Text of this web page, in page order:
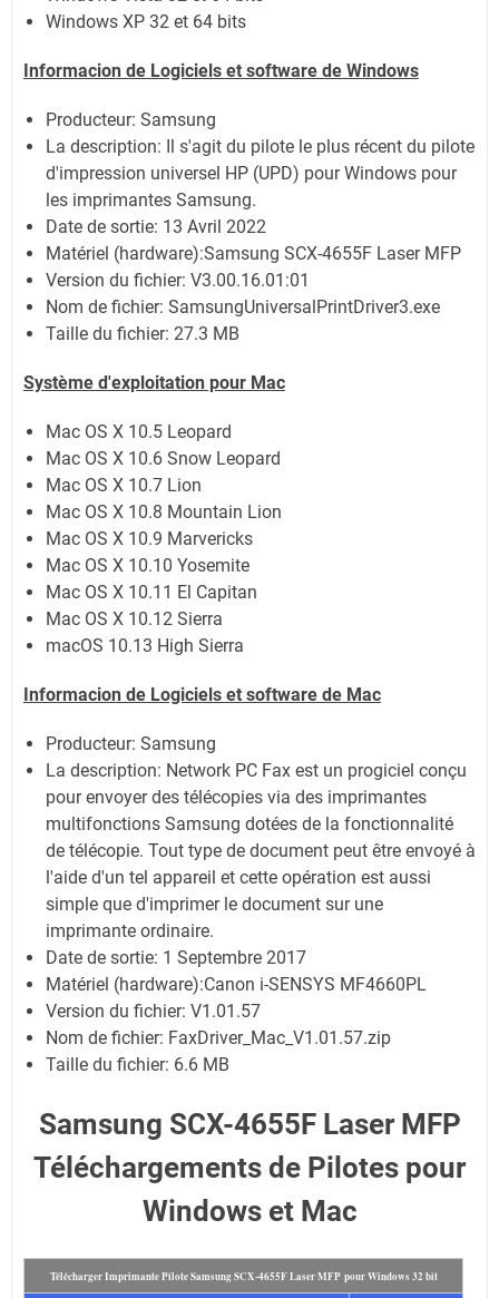
Windows XP 32 et 64 bits
Informacion de Logiciels et software de Windows
Producteur: Samsung
La description: Il s'agit du pilote le plus récent du pilote
d'impression universel HP (UPD) pour Windows pour
les imprimantes Samsung.
Date de sortie: 13 Avril 2022
Matériel (hardware):Samsung SCX-4655F Laser MFP
Version du fichier: V3.00.16.01:01
Nom de fichier: SamsungUniversalPrintDriver3.exe
Taille du fichier: 27.3 MB
Système d'exploitation pour Mac
Mac OS X 10.5 Leopard
Mac OS X 10.6 Snow Leopard
Mac OS X 10.7 Lion
Mac OS X 10.8 Mountain Lion
Mac OS X 10.9 Marvericks
Mac OS X 10.10 Yosemite
Mac OS X 10.11 El Capitan
Mac OS X 10.12 Sierra
macOS 10.13 High Sierra
Informacion de Logiciels et software de Mac
Producteur: Samsung
La description: Network PC Fax est un progiciel conçu
pour envoyer des télécopies via des imprimantes
multifonctions Samsung dotées de la fonctionnalité
de télécopie. Tout type de document peut être envoyé à
l'aide d'un tel appareil et cette opération est aussi
simple que d'imprimer le document sur une
imprimante ordinaire.
Date de sortie: 1 Septembre 2017
Matériel (hardware):Canon i-SENSYS MF4660PL
Version du fichier: V1.01.57
Nom de fichier: FaxDriver_Mac_V1.01.57.zip
Taille du fichier: 6.6 MB
Samsung SCX-4655F Laser MFP
Téléchargements de Pilotes pour
Windows et Mac
Télécharger Imprimante Pilote Samsung SCX-4655F Laser MFP pour Windows 32 bit